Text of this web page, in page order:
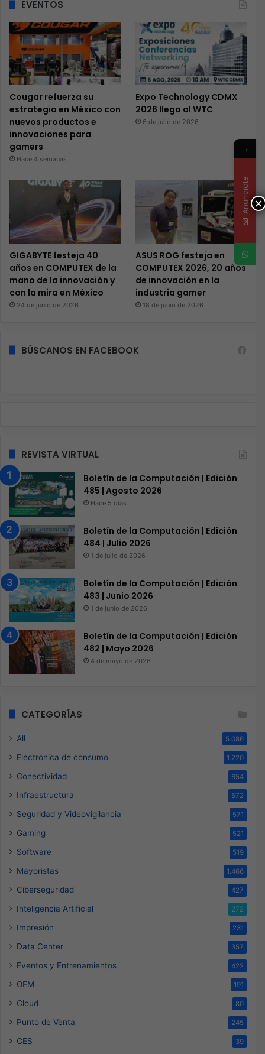
EVENTOS
Cougar refuerza su
estrategia en México con
nuevos productos e
innovaciones para
gamers
Hace 4 semanas
Expo Technology CDMX
2026 llega al WTC
6 de julio de 2026
GIGABYTE festeja 40
años en COMPUTEX de la
mano de la innovación y
con la mira en México
24 de junio de 2026
ASUS ROG festeja en
COMPUTEX 2026, 20 años
de innovación en la
industria gamer
18 de junio de 2026
BÚSCANOS EN FACEBOOK
REVISTA VIRTUAL
Boletín de la Computación | Edición
485 | Agosto 2026
Hace 5 días
Boletín de la Computación | Edición
484 | Julio 2026
1 de julio de 2026
Boletín de la Computación | Edición
483 | Junio 2026
1 de junio de 2026
Boletín de la Computación | Edición
482 | Mayo 2026
4 de mayo de 2026
CATEGORÍAS
All 5.086
Electrónica de consumo 1.220
Conectividad 654
Infraestructura 572
Seguridad y Videovigilancia 571
Gaming 521
Software 519
Mayoristas 1.466
Ciberseguridad 427
Inteligencia Artificial 272
Impresión 231
Data Center 357
Eventos y Entrenamientos 422
OEM 191
Cloud 80
Punto de Venta 245
CES 39
×
→
Anunciate